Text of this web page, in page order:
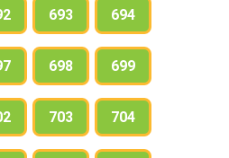
693 694
698 699
703 704